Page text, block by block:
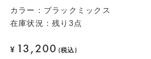
カラー ： ブラックミックス
在庫状況：残り3点
¥ 13,200 (税込)